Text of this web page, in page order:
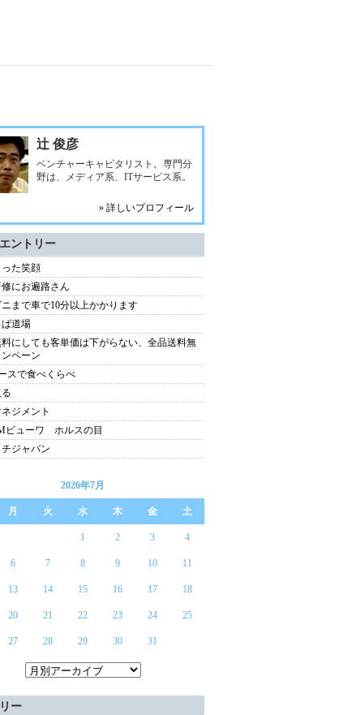
辻 俊彦
ベンチャーキャピタリスト。専門分
野は、メディア系、ITサービス系。
» 詳しいプロフィール
ントリー
た笑顔
にお遍路さん
まで車で10分以上かかります
道場
にしても客単価は下がらない、全品送料無
ペーン
スで食べくらべ
ジメント
ビューワ ホルスの目
チジャパン
2026年7月
月 火 水 木 金 土
1 2 3 4
6 7 8 9 10 11
13 14 15 16 17 18
20 21 22 23 24 25
27 28 29 30 31
ー